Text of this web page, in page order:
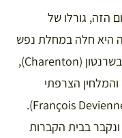
הזה, גורלו של
היא חלה במחלת נפש
קשה ואושפז בבית החולים לחולי נפש בשרנטון (Charenton),
הצרפתי
הנהדר פרנסואה דביאן (François Devienne 1759-1803).
בבית הקברות